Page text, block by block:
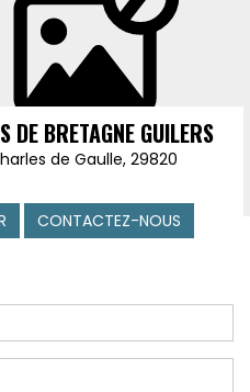
DE BRETAGNE GUILERS
de Gaulle, 29820
CONTACTEZ-NOUS